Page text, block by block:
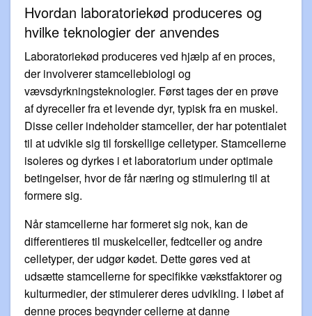
Hvordan laboratoriekød produceres og
hvilke teknologier der anvendes
Laboratoriekød produceres ved hjælp af en proces,
der involverer stamcellebiologi og
vævsdyrkningsteknologier. Først tages der en prøve
af dyreceller fra et levende dyr, typisk fra en muskel.
Disse celler indeholder stamceller, der har potentialet
til at udvikle sig til forskellige celletyper. Stamcellerne
isoleres og dyrkes i et laboratorium under optimale
betingelser, hvor de får næring og stimulering til at
formere sig.
Når stamcellerne har formeret sig nok, kan de
differentieres til muskelceller, fedtceller og andre
celletyper, der udgør kødet. Dette gøres ved at
udsætte stamcellerne for specifikke vækstfaktorer og
kulturmedier, der stimulerer deres udvikling. I løbet af
denne proces begynder cellerne at danne